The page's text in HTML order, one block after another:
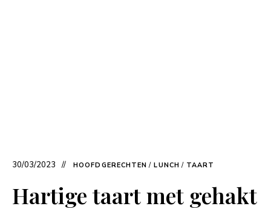
30/03/2023 HOOFDGERECHTEN / LUNCH / TAART
Hartige taart met gehakt